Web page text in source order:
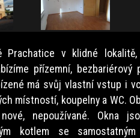
Prachatice v klidné
přízemní,
má svůj vlastní vstup i
místností, koupelny a WC.
nepoužívané. Okna
kotlem se samostatným